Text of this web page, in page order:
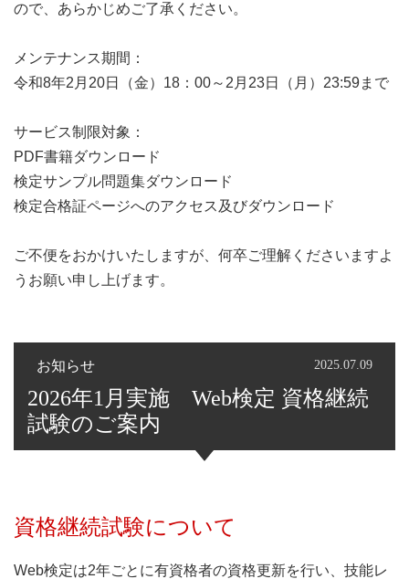
ので、あらかじめご了承ください。
メンテナンス期間：
令和8年2月20日（金）18：00～2月23日（月）23:59まで
サービス制限対象：
PDF書籍ダウンロード
検定サンプル問題集ダウンロード
検定合格証ページへのアクセス及びダウンロード
ご不便をおかけいたしますが、何卒ご理解くださいますよ
うお願い申し上げます。
お知らせ 2025.07.09
2026年1月実施 Web検定 資格継続
試験のご案内
資格継続試験について
Web検定は2年ごとに有資格者の資格更新を行い、技能レ